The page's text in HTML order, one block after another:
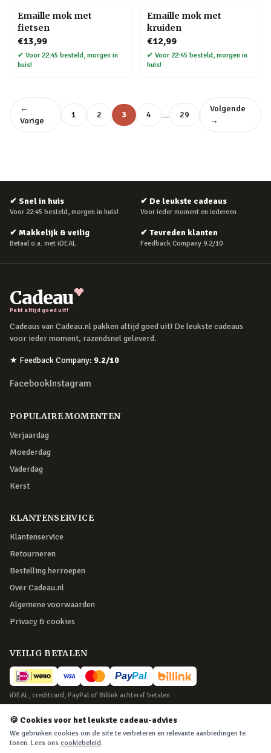
Emaille mok met
fietsen
€13,99
✔ Voor 22:45 besteld, morgen in
huis!
Emaille mok met
kruiden
€12,99
✔ Voor 22:45 besteld, morgen in
huis!
←
Vorige
1 2 3 4 … 29
Volgende
→
✔ Snel in huis
Voor 22:45 besteld, morgen in huis!
✔ De leukste cadeaus
Voor ieder moment en iedereen
✔ Makkelijk & veilig
Betaal o.a. met iDEAL
✔ Tevreden klanten
Feedback Company 9.2/10
Cadeau
Pakt altijd goed uit!
Cadeaus van Cadeau.nl pakken altijd goed uit! De leukste cadeaus
voor ieder moment, razendsnel geleverd.
★ Feedback Company: 9.2/10
FacebookInstagram
POPULAIRE MOMENTEN
Verjaardag
Moederdag
Vaderdag
Kerst
KLANTENSERVICE
Klantenservice
Retourneren
Bestelling herroepen
Over Cadeau.nl
Algemene voorwaarden
Privacy & cookies
VEILIG BETALEN
iDEAL, creditcard, PayPal of Billink achteraf betalen
BEZORGING
Voor 22:45 besteld, morgen in huis. Tot 365 dagen retourneren.
🍪 Cookies voor het leukste cadeau-advies
We gebruiken cookies om de site te verbeteren en relevante aanbiedingen te
tonen. Lees ons cookiebeleid.